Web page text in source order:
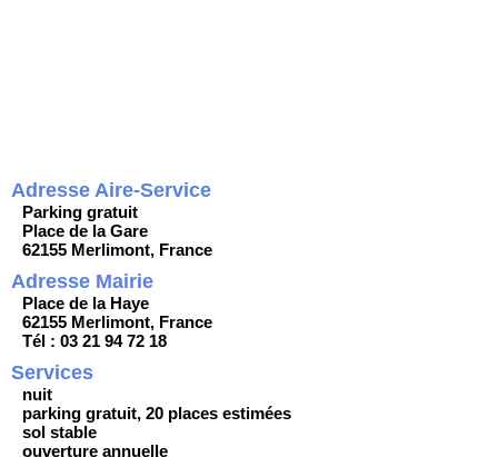
Adresse Aire-Service
Parking gratuit
Place de la Gare
62155 Merlimont, France
Adresse Mairie
Place de la Haye
62155 Merlimont, France
Tél : 03 21 94 72 18
Services
nuit
parking gratuit, 20 places estimées
sol stable
ouverture annuelle